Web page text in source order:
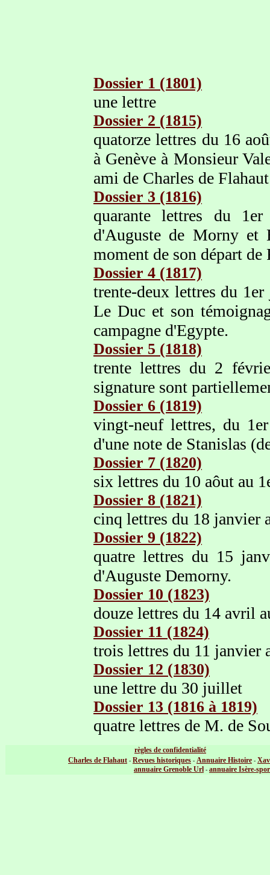
Dossier 1 (1801)
une lettre
Dossier 2 (1815)
quatorze lettres du 16
à Genève à Monsieur
ami de Charles de Flahaut
Dossier 3 (1816)
quarante lettres du
d'Auguste de Morny et
moment de son départ
Dossier 4 (1817)
trente-deux lettres du
Le Duc et son
campagne d'Egypte.
Dossier 5 (1818)
trente lettres du 2
signature sont
Dossier 6 (1819)
vingt-neuf lettres, du
d'une note de Stanislas
Dossier 7 (1820)
six lettres du 10 aôut au
Dossier 8 (1821)
cinq lettres du 18 janvier
Dossier 9 (1822)
quatre lettres du 15
d'Auguste Demorny.
Dossier 10 (1823)
douze lettres du 14 avril
Dossier 11 (1824)
trois lettres du 11 janvier
Dossier 12 (1830)
une lettre du 30 juillet
Dossier 13 (1816 à 1819)
quatre lettres de M. de
règles de confidentialité
Charles de Flahaut - Revues historiques - Annuaire Histoire -
annuaire Grenoble Url - annuaire Isère-